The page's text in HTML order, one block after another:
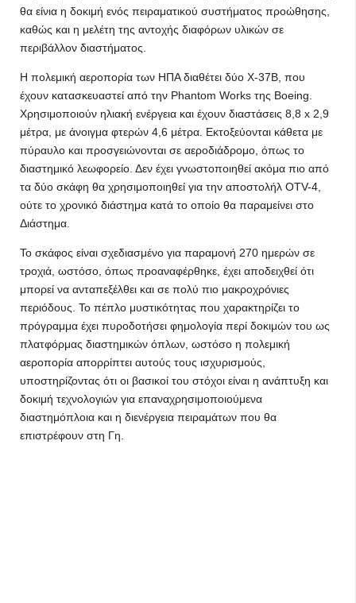
θα είνια η δοκιμή ενός πειραματικού συστήματος προώθησης,
καθώς και η μελέτη της αντοχής διαφόρων υλικών σε
περιβάλλον διαστήματος.
Η πολεμική αεροπορία των ΗΠΑ διαθέτει δύο X-37B, που
έχουν κατασκευαστεί από την Phantom Works της Boeing.
Χρησιμοποιούν ηλιακή ενέργεια και έχουν διαστάσεις 8,8 x 2,9
μέτρα, με άνοιγμα φτερών 4,6 μέτρα. Εκτοξεύονται κάθετα με
πύραυλο και προσγειώνονται σε αεροδιάδρομο, όπως το
διαστημικό λεωφορείο. Δεν έχει γνωστοποιηθεί ακόμα πιο από
τα δύο σκάφη θα χρησιμοποιηθεί για την αποστολήλ OTV-4,
ούτε το χρονικό διάστημα κατά το οποίο θα παραμείνει στο
Διάστημα.
Το σκάφος είναι σχεδιασμένο για παραμονή 270 ημερών σε
τροχιά, ωστόσο, όπως προαναφέρθηκε, έχει αποδειχθεί ότι
μπορεί να ανταπεξέλθει και σε πολύ πιο μακροχρόνιες
περιόδους. Το πέπλο μυστικότητας που χαρακτηρίζει το
πρόγραμμα έχει πυροδοτήσει φημολογία περί δοκιμών του ως
πλατφόρμας διαστημικών όπλων, ωστόσο η πολεμική
αεροπορία απορρίπτει αυτούς τους ισχυρισμούς,
υποστηρίζοντας ότι οι βασικοί του στόχοι είναι η ανάπτυξη και
δοκιμή τεχνολογιών για επαναχρησιμοποιούμενα
διαστημόπλοια και η διενέργεια πειραμάτων που θα
επιστρέφουν στη Γη.